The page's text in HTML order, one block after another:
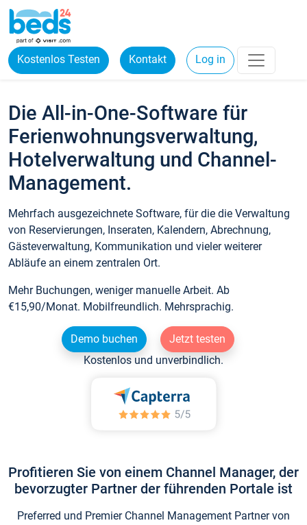
Kostenlos Testen Kontakt Log in
Die All-in-One-Software für
Ferienwohnungsverwaltung,
Hotelverwaltung und Channel-
Management.
Mehrfach ausgezeichnete Software, für die die Verwaltung
von Reservierungen, Inseraten, Kalendern, Abrechnung,
Gästeverwaltung, Kommunikation und vieler weiterer
Abläufe an einem zentralen Ort.
Mehr Buchungen, weniger manuelle Arbeit. Ab
€15,90/Monat. Mobilfreundlich. Mehrsprachig.
Demo buchen
Jetzt testen
Kostenlos und unverbindlich.
Profitieren Sie von einem Channel Manager, der
bevorzugter Partner der führenden Portale ist
Preferred und Premier Channel Management Partner von